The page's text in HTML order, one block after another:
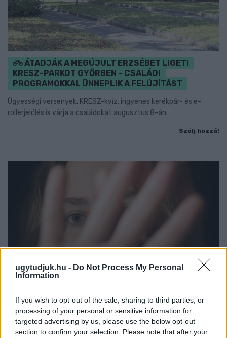
ugytudjuk.hu - Do Not Process My Personal
Information
If you wish to opt-out of the sale, sharing to third parties, or
processing of your personal or sensitive information for
targeted advertising by us, please use the below opt-out
section to confirm your selection. Please note that after your
ÁTADJÁK A MEGÚJULT ERZSÉBET LIGETI
KRESZ-PARKOT GYŐRBEN – CSALÁDI
PROGRAMOKKAL ÜNNEPLIK A FELÚJÍTÁST
Ügyességi versenyek, KRESZ-kvíz, ingyenes kerékpár- és e-
rollerjelölés is várja a családokat augusztus 8-án.
Szólj hozzá!
NŐVERŐ SZOMBATHELYI FÉRFI ELLEN EMELT
VÁDAT AZ ÜGYÉSZSÉG